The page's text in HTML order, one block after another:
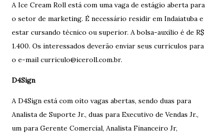
A Ice Cream Roll está com uma vaga de estágio aberta para
o setor de marketing. É necessário residir em Indaiatuba e
estar cursando técnico ou superior. A bolsa-auxílio é de R$
1.400. Os interessados deverão enviar seus currículos para
o e-mail curriculo@iceroll.com.br.
D4Sign
A D4Sign está com oito vagas abertas, sendo duas para
Analista de Suporte Jr., duas para Executivo de Vendas Jr.,
um para Gerente Comercial, Analista Financeiro Jr,